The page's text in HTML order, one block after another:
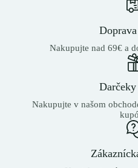
Nakupujte nad 69€ a
Nakupujte v našom